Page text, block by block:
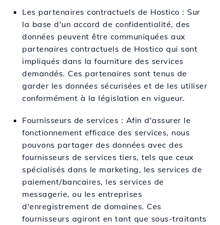
Les partenaires contractuels de Hostico : Sur
la base d'un accord de confidentialité, des
données peuvent être communiquées aux
partenaires contractuels de Hostico qui sont
impliqués dans la fourniture des services
demandés. Ces partenaires sont tenus de
garder les données sécurisées et de les utiliser
conformément à la législation en vigueur.
Fournisseurs de services : Afin d'assurer le
fonctionnement efficace des services, nous
pouvons partager des données avec des
fournisseurs de services tiers, tels que ceux
spécialisés dans le marketing, les services de
paiement/bancaires, les services de
messagerie, ou les entreprises
d'enregistrement de domaines. Ces
fournisseurs agiront en tant que sous-traitants